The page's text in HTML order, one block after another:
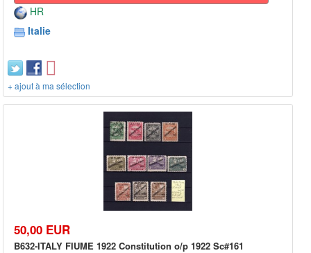
HR
Italie
+ ajout à ma sélection
50,00 EUR
B632-ITALY FIUME 1922 Constitution o/p 1922 Sc#161